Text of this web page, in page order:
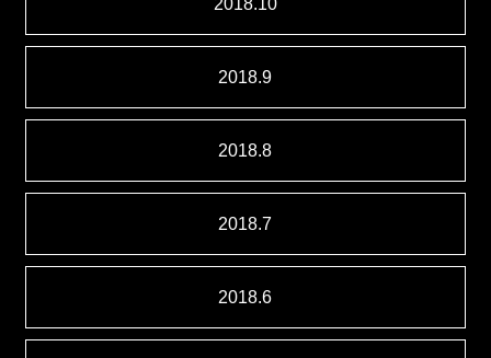
2018.10
2018.9
2018.8
2018.7
2018.6